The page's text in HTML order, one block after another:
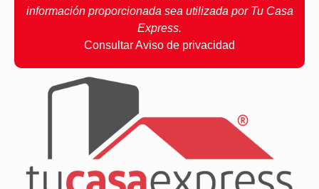
información proporcionada sea utilizada por Tu Casa
Express.
Consultar Aviso de privacidad